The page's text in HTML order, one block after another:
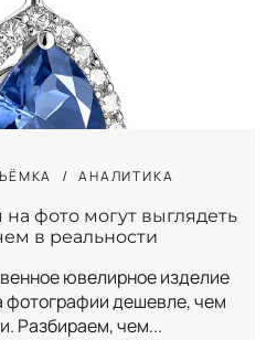
АНАЛИТИКА
фото могут выглядеть
в реальности
ювелирное изделие
фотографии дешевле, чем
Разбираем, чем...